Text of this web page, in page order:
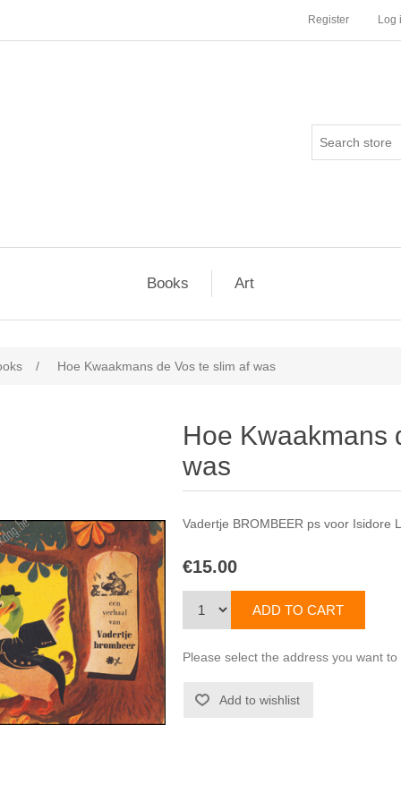
Register Log
Books Art
/ Hoe Kwaakmans de Vos te slim af was
Hoe Kwaakmans
was
Vadertje BROMBEER ps voor Isidore
€15.00
Please select the address you want